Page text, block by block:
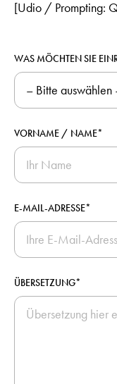
[Udio / Prompting:
WAS MÖCHTEN SIE
VORNAME / NAME*
E-MAIL-ADRESSE*
ÜBERSETZUNG*